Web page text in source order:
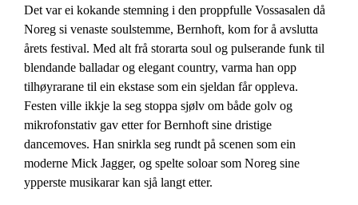
Det var ei kokande stemning i den proppfulle Vossasalen då
Noreg si venaste soulstemme, Bernhoft, kom for å avslutta
årets festival. Med alt frå storarta soul og pulserande funk til
blendande balladar og elegant country, varma han opp
tilhøyrarane til ein ekstase som ein sjeldan får oppleva.
Festen ville ikkje la seg stoppa sjølv om både golv og
mikrofonstativ gav etter for Bernhoft sine dristige
dancemoves. Han snirkla seg rundt på scenen som ein
moderne Mick Jagger, og spelte soloar som Noreg sine
ypperste musikarar kan sjå langt etter.